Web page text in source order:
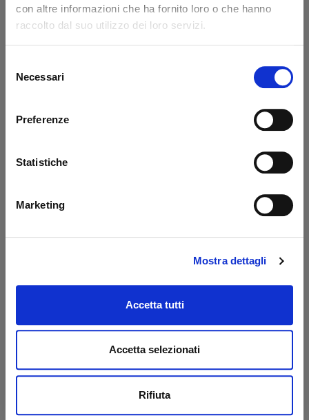
con altre informazioni che ha fornito loro o che hanno
raccolto dal suo utilizzo dei loro servizi.
delNecessari
Preferenze
Statistiche
Marketing
Mostra dettagli
Accetta tutti
Accetta selezionati
Rifiuta
Code: 14217L Code: 14218L
€ 189,05+VAT
To order
Buy
Oil tank PBS Palfinger
€ 288,00+VAT
Buy